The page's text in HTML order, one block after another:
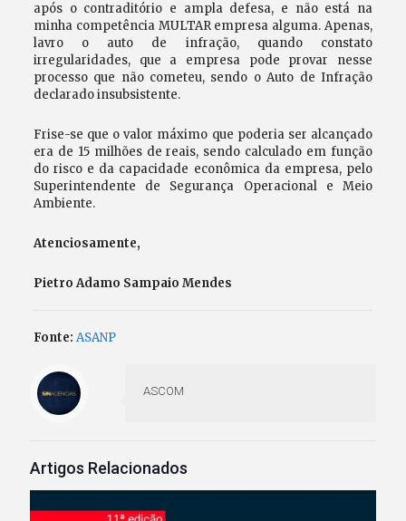
após o contraditório e ampla defesa, e não está na
minha competência MULTAR empresa alguma. Apenas,
lavro o auto de infração, quando constato
irregularidades, que a empresa pode provar nesse
processo que não cometeu, sendo o Auto de Infração
declarado insubsistente.
Frise-se que o valor máximo que poderia ser alcançado
era de 15 milhões de reais, sendo calculado em função
do risco e da capacidade econômica da empresa, pelo
Superintendente de Segurança Operacional e Meio
Ambiente.
Atenciosamente,
Pietro Adamo Sampaio Mendes
Fonte: ASANP
ASCOM
Artigos Relacionados